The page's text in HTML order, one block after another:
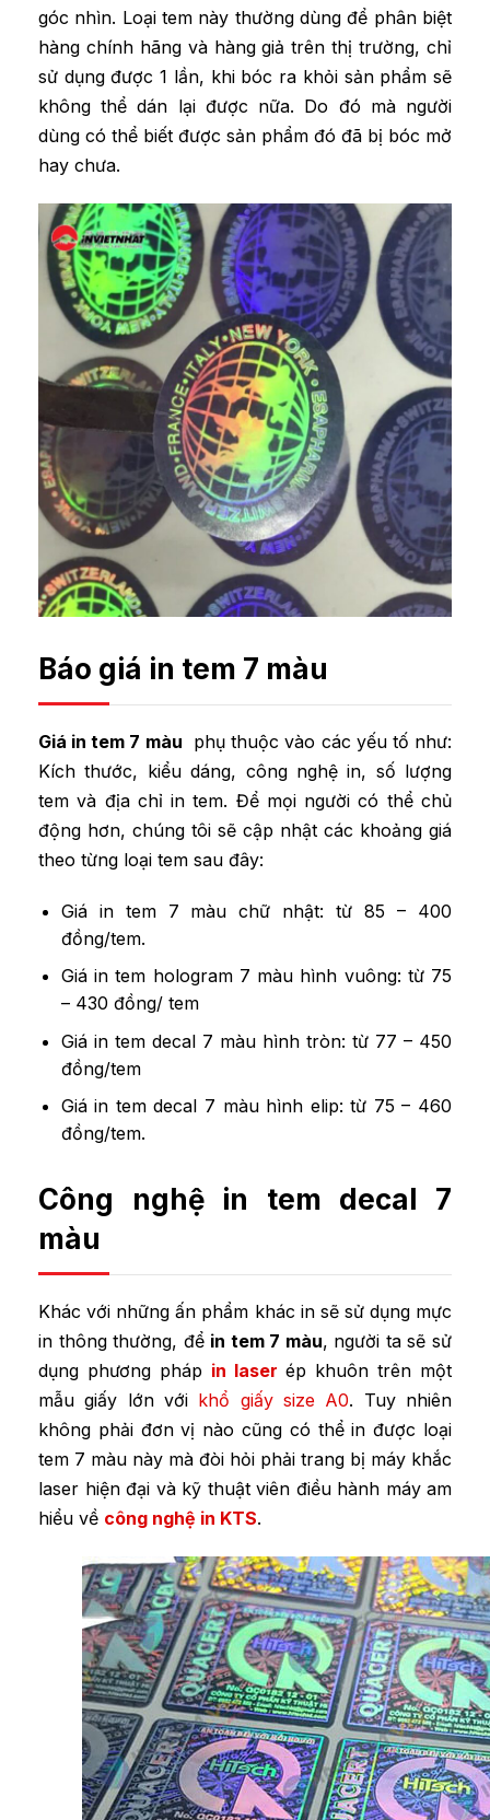
góc nhìn. Loại tem này thường dùng để phân biệt
hàng chính hãng và hàng giả trên thị trường, chỉ
sử dụng được 1 lần, khi bóc ra khỏi sản phẩm sẽ
không thể dán lại được nữa. Do đó mà người
dùng có thể biết được sản phẩm đó đã bị bóc mở
hay chưa.
Báo giá in tem 7 màu
Giá in tem 7 màu phụ thuộc vào các yếu tố như:
Kích thước, kiểu dáng, công nghệ in, số lượng
tem và địa chỉ in tem. Để mọi người có thể chủ
động hơn, chúng tôi sẽ cập nhật các khoảng giá
theo từng loại tem sau đây:
Giá in tem 7 màu chữ nhật: từ 85 – 400
đồng/tem.
Giá in tem hologram 7 màu hình vuông: từ 75
– 430 đồng/ tem
Giá in tem decal 7 màu hình tròn: từ 77 – 450
đồng/tem
Giá in tem decal 7 màu hình elip: từ 75 – 460
đồng/tem.
Công nghệ in tem decal 7
màu
Khác với những ấn phẩm khác in sẽ sử dụng mực
in thông thường, để in tem 7 màu, người ta sẽ sử
dụng phương pháp in laser ép khuôn trên một
mẫu giấy lớn với khổ giấy size A0. Tuy nhiên
không phải đơn vị nào cũng có thể in được loại
tem 7 màu này mà đòi hỏi phải trang bị máy khắc
laser hiện đại và kỹ thuật viên điều hành máy am
hiểu về công nghệ in KTS.